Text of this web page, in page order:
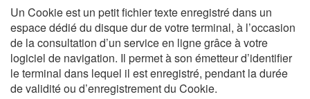
Un Cookie est un petit fichier texte enregistré dans un
espace dédié du disque dur de votre terminal, à l’occasion
de la consultation d’un service en ligne grâce à votre
logiciel de navigation. Il permet à son émetteur d’identifier
le terminal dans lequel il est enregistré, pendant la durée
de validité ou d’enregistrement du Cookie.